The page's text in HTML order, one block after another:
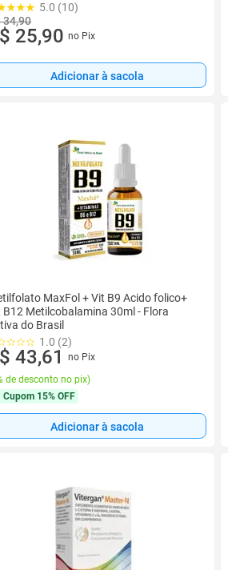
5.0 (10)
34,90
25,90 no Pix
Adicionar à sacola
MaxFol + Vit B9 Acido folico+
B12 Metilcobalamina 30ml - Flora
do Brasil
1.0 (2)
43,61
no Pix
de desconto no pix)
Cupom 15% OFF
Adicionar à sacola